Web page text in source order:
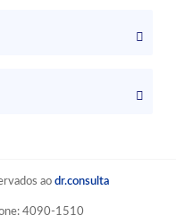
ao dr.consulta
4090-1510